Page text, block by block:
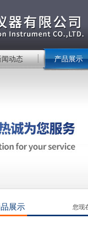
动态 产品展示
展示 您现